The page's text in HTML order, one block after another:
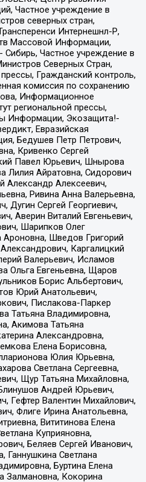
Частное учреждение в
северных стран,
Интернешнл-Р,
Массовой Информации,
Сибирь, Частное учреждение в
Северных Стран,
Гражданский контроль,
комиссия по сохранению
Информационное
региональной прессы,
Информации, Экозащита!-
Евразийская
Бедушев Петр Петрович,
Кривенко Сергей
Павел Юрьевич, Шнырова
Лилия Айратовна, Сидорович
Александр Алексеевич,
Ривина Анна Валерьевна,
Дугин Сергей Георгиевич,
Аверин Виталий Евгеньевич,
Шарипков Олег
Шведов Григорий
Каргалицкий
Валерьевич, Исламов
Ольга Евгеньевна, Щаров
Борис Альбертович,
Юрий Анатольевич,
Пислакова-Паркер
Татьяна Владимировна,
Акимова Татьяна
Александровна,
Елена Борисовна,
Юлия Юрьевна,
Светлана Сергеевна,
Щур Татьяна Михайловна,
Андрей Юрьевич,
Гефтер Валентин Михайлович,
Флиге Ирина Анатольевна,
Вититинова Елена
Куприяновна,
Беляев Сергей Иванович,
Ганнушкина Светлана
Буртина Елена
Залмановна, Кокорина